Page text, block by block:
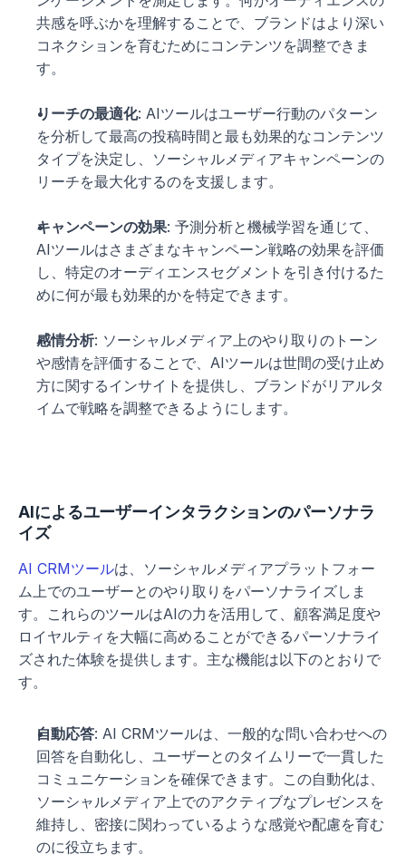
共感を呼ぶかを理解することで、ブランドはより深い
コネクションを育むためにコンテンツを調整できま
す。
リーチの最適化: AIツールはユーザー行動のパターン
を分析して最高の投稿時間と最も効果的なコンテンツ
タイプを決定し、ソーシャルメディアキャンペーンの
リーチを最大化するのを支援します。
キャンペーンの効果: 予測分析と機械学習を通じて、
AIツールはさまざまなキャンペーン戦略の効果を評価
し、特定のオーディエンスセグメントを引き付けるた
めに何が最も効果的かを特定できます。
感情分析: ソーシャルメディア上のやり取りのトーン
や感情を評価することで、AIツールは世間の受け止め
方に関するインサイトを提供し、ブランドがリアルタ
イムで戦略を調整できるようにします。
AIによるユーザーインタラクションのパーソナラ
イズ
AI CRMツールは、ソーシャルメディアプラットフォー
ム上でのユーザーとのやり取りをパーソナライズしま
す。これらのツールはAIの力を活用して、顧客満足度や
ロイヤルティを大幅に高めることができるパーソナライ
ズされた体験を提供します。主な機能は以下のとおりで
す。
自動応答: AI CRMツールは、一般的な問い合わせへの
回答を自動化し、ユーザーとのタイムリーで一貫した
コミュニケーションを確保できます。この自動化は、
ソーシャルメディア上でのアクティブなプレゼンスを
維持し、密接に関わっているような感覚や配慮を育む
のに役立ちます。